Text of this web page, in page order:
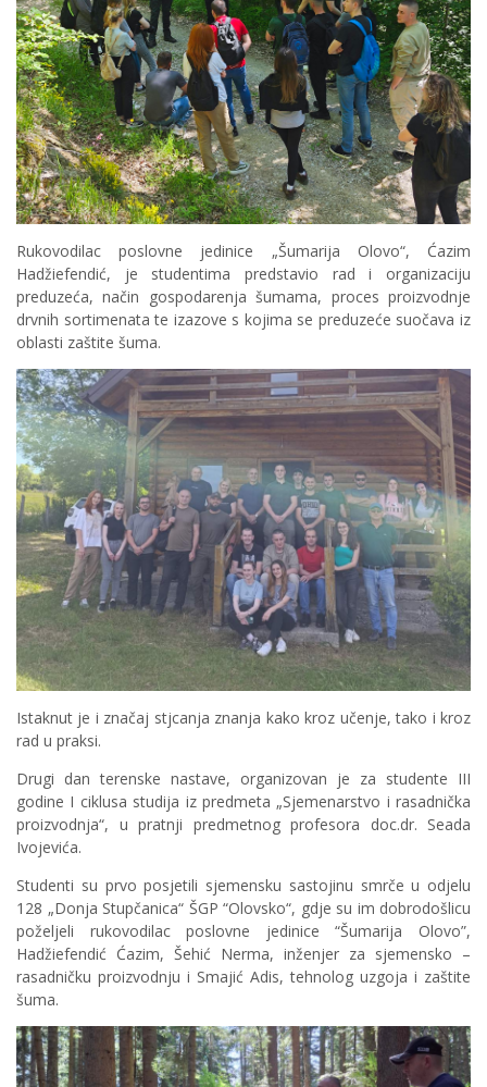
Rukovodilac poslovne jedinice „Šumarija Olovo“, Ćazim
Hadžiefendić, je studentima predstavio rad i organizaciju
preduzeća, način gospodarenja šumama, proces proizvodnje
drvnih sortimenata te izazove s kojima se preduzeće suočava iz
oblasti zaštite šuma.
Istaknut je i značaj stjcanja znanja kako kroz učenje, tako i kroz
rad u praksi.
Drugi dan terenske nastave, organizovan je za studente III
godine I ciklusa studija iz predmeta „Sjemenarstvo i rasadnička
proizvodnja“, u pratnji predmetnog profesora doc.dr. Seada
Ivojevića.
Studenti su prvo posjetili sjemensku sastojinu smrče u odjelu
128 „Donja Stupčanica“ ŠGP “Olovsko“, gdje su im dobrodošlicu
poželjeli rukovodilac poslovne jedinice “Šumarija Olovo”,
Hadžiefendić Ćazim, Šehić Nerma, inženjer za sjemensko –
rasadničku proizvodnju i Smajić Adis, tehnolog uzgoja i zaštite
šuma.